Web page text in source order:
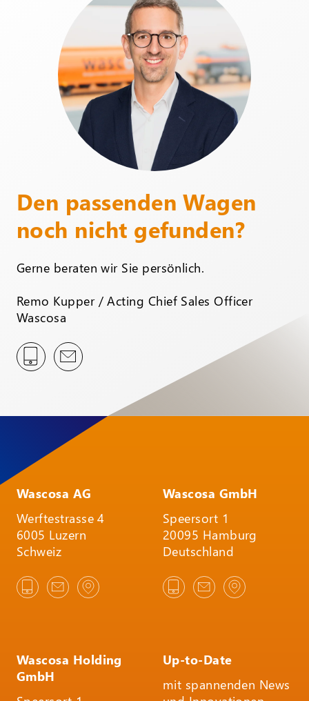
Den passenden Wagen
noch nicht gefunden?
Gerne beraten wir Sie persönlich.
Remo Kupper / Acting Chief Sales Officer
Wascosa
Wascosa AG
Werftestrasse 4
6005 Luzern
Schweiz
Wascosa GmbH
Speersort 1
20095 Hamburg
Deutschland
Wascosa Holding
GmbH
Up-to-Date
mit spannenden News